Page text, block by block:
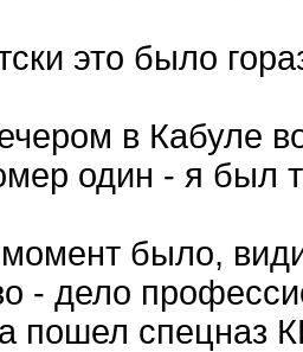
это было
в Кабуле
один - я был
было,
- дело
пошел спецназ